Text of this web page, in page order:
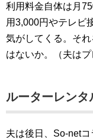
利用料金自体は月
用3,000円やテレビ
気がしてくる。そ
はないか。（夫は
ルーターレンタ
夫は後日、So-net